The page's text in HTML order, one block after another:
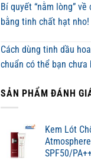
Bí quyết “nằm lòng” về
bằng tinh chất hạt nho!
Cách dùng tinh dầu
chuẩn có thể bạn chưa
SẢN PHẨM ĐÁNH
Kem Lót
SPF50/